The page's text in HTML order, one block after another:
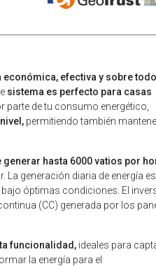
económica, efectiva y sobre todo
sistema es perfecto para casas
de tu consumo energético,
permitiendo también
generar hasta 6000 vatios por
La generación diaria de energía
óptimas condiciones. El
(CC) generada por los
funcionalidad, ideales para
la energía para el